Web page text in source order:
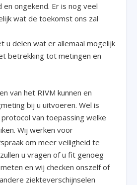
en ongekend. Er is nog veel
wat de toekomst ons zal
u delen wat er allemaal mogelijk
betrekking tot metingen en
van het RIVM kunnen en
bij u uitvoeren. Wel is
van toepassing welke
Wij werken voor
om meer veiligheid te
u vragen of u fit genoeg
en wij checken onszelf of
ziekteverschijnselen